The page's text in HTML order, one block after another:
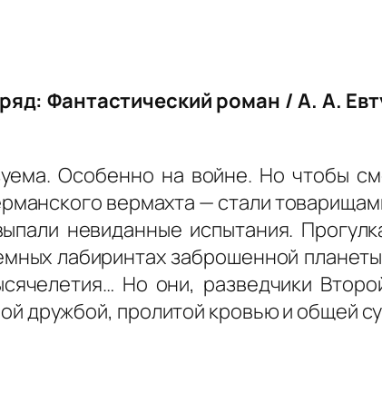
Фантастический роман / А. А.
Особенно на войне. Но чтобы
вермахта — стали
невиданные испытания.
лабиринтах заброшенной
Но они, разведчики
дружбой, пролитой кровью и общей